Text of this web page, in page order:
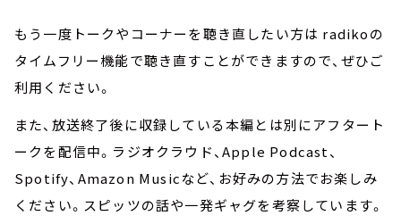
もう一度トークやコーナーを聴き直したい方は radikoの
タイムフリー機能で聴き直すことができますので、ぜひご
利用ください。
また、放送終了後に収録している本編とは別にアフタート
ークを配信中。ラジオクラウド、Apple Podcast、
Spotify、Amazon Musicなど、お好みの方法でお楽しみ
ください。スピッツの話や一発ギャグを考察しています。